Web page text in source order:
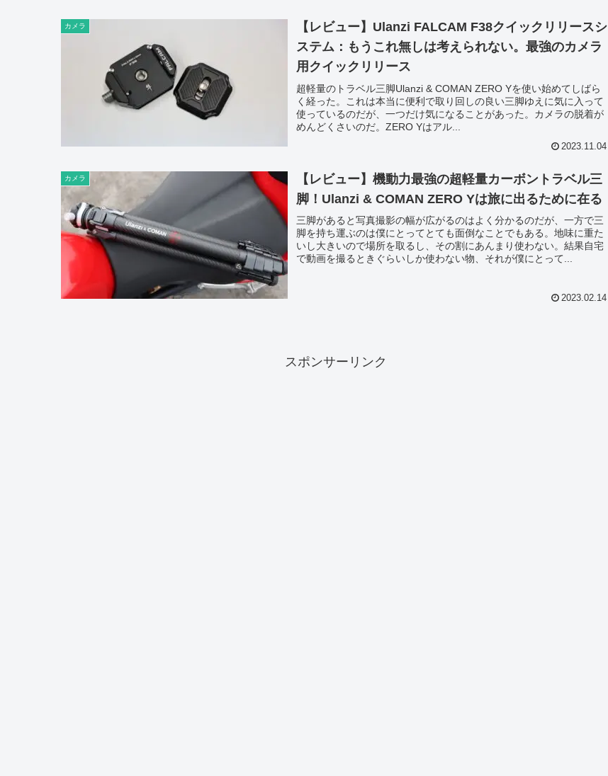
カメラ
【レビュー】Ulanzi FALCAM F38クイックリリースシ
ステム：もうこれ無しは考えられない。最強のカメラ
用クイックリリース
超軽量のトラベル三脚Ulanzi & COMAN ZERO Yを使い始めてしばら
く経った。これは本当に便利で取り回しの良い三脚ゆえに気に入って
使っているのだが、一つだけ気になることがあった。カメラの脱着が
めんどくさいのだ。ZERO Yはアル...
2023.11.04
カメラ
【レビュー】機動力最強の超軽量カーボントラベル三
脚！Ulanzi & COMAN ZERO Yは旅に出るために在る
三脚があると写真撮影の幅が広がるのはよく分かるのだが、一方で三
脚を持ち運ぶのは僕にとってとても面倒なことでもある。地味に重た
いし大きいので場所を取るし、その割にあんまり使わない。結果自宅
で動画を撮るときぐらいしか使わない物、それが僕にとって...
2023.02.14
スポンサーリンク